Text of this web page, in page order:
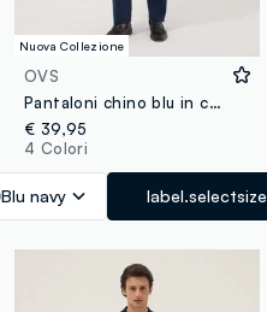
Nuova Collezione
OVS
Pantaloni chino blu in cotone elasticizzato slim fit
€ 39,95
4 Colori
Blu navy label.selectsize